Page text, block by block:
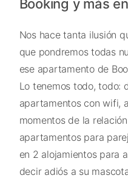
Booking y más
Nos hace tanta ilusión
que pondremos todas
ese apartamento de
Lo tenemos todo, todo:
apartamentos con wifi,
momentos de la
apartamentos para
en 2 alojamientos para
decir adiós a su